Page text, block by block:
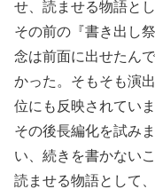
せ、読ませる物語と
その前の『書き出し
念は前面に出せたん
かった。そもそも演
位にも反映されてい
その後長編化を試み
い、続きを書かない
読ませる物語として